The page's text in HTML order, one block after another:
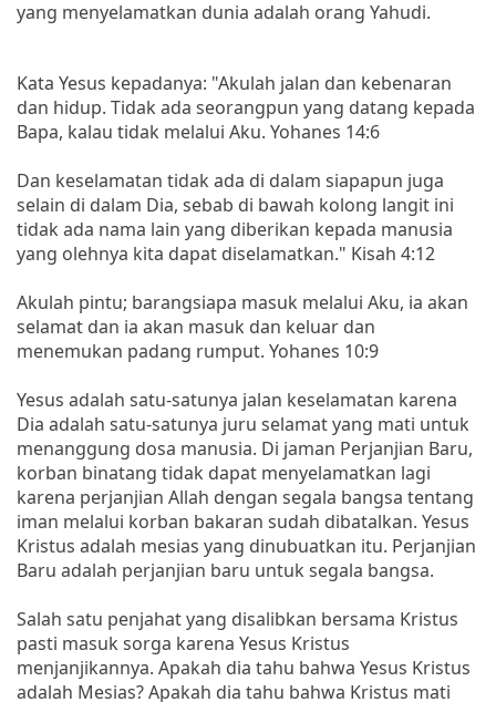
yang menyelamatkan dunia adalah orang Yahudi.
Kata Yesus kepadanya: "Akulah jalan dan kebenaran
dan hidup. Tidak ada seorangpun yang datang kepada
Bapa, kalau tidak melalui Aku. Yohanes 14:6
Dan keselamatan tidak ada di dalam siapapun juga
selain di dalam Dia, sebab di bawah kolong langit ini
tidak ada nama lain yang diberikan kepada manusia
yang olehnya kita dapat diselamatkan." Kisah 4:12
Akulah pintu; barangsiapa masuk melalui Aku, ia akan
selamat dan ia akan masuk dan keluar dan
menemukan padang rumput. Yohanes 10:9
Yesus adalah satu-satunya jalan keselamatan karena
Dia adalah satu-satunya juru selamat yang mati untuk
menanggung dosa manusia. Di jaman Perjanjian Baru,
korban binatang tidak dapat menyelamatkan lagi
karena perjanjian Allah dengan segala bangsa tentang
iman melalui korban bakaran sudah dibatalkan. Yesus
Kristus adalah mesias yang dinubuatkan itu. Perjanjian
Baru adalah perjanjian baru untuk segala bangsa.
Salah satu penjahat yang disalibkan bersama Kristus
pasti masuk sorga karena Yesus Kristus
menjanjikannya. Apakah dia tahu bahwa Yesus Kristus
adalah Mesias? Apakah dia tahu bahwa Kristus mati